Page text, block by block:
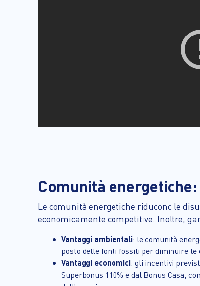
Comunità
Le comunità energetiche riducono le
economicamente competitive. Inoltre,
Vantaggi ambientali: le comunità
posto delle fonti fossili per diminuire
Vantaggi economici: gli incentivi
Superbonus 110% e dal Bonus Casa,